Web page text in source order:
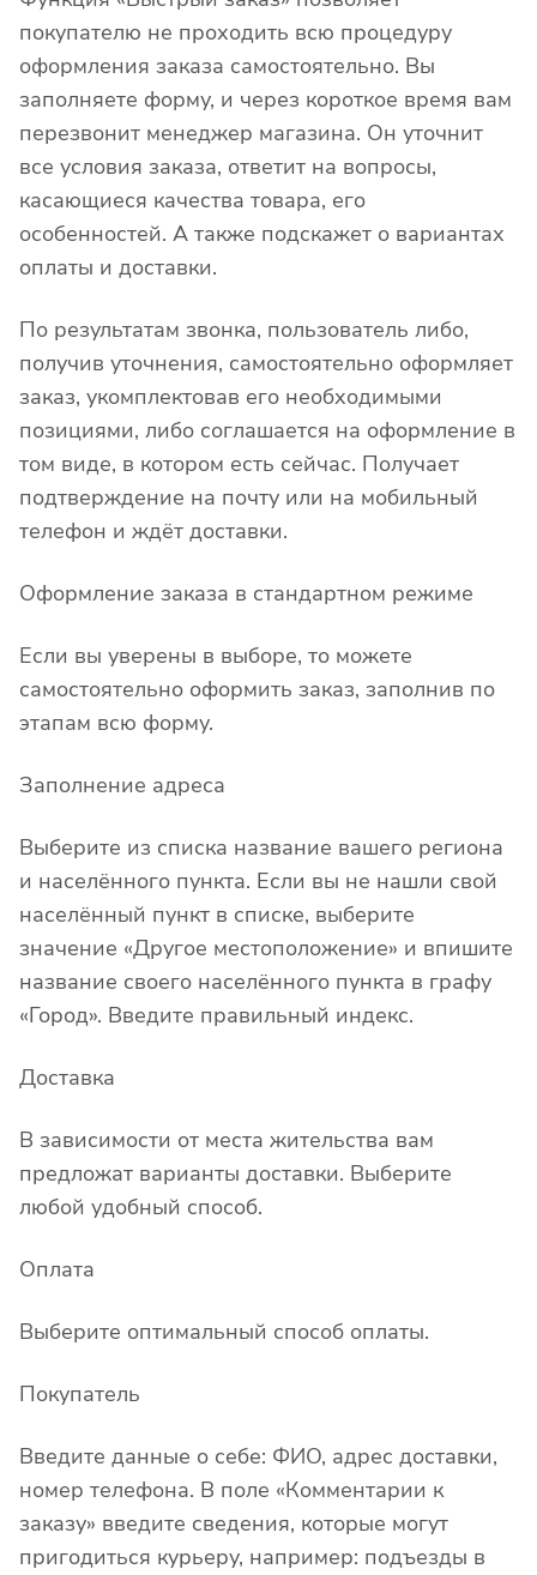
покупателю не проходить всю процедуру
оформления заказа самостоятельно. Вы
заполняете форму, и через короткое время вам
перезвонит менеджер магазина. Он уточнит
все условия заказа, ответит на вопросы,
касающиеся качества товара, его
особенностей. А также подскажет о вариантах
оплаты и доставки.
По результатам звонка, пользователь либо,
получив уточнения, самостоятельно оформляет
заказ, укомплектовав его необходимыми
позициями, либо соглашается на оформление в
том виде, в котором есть сейчас. Получает
подтверждение на почту или на мобильный
телефон и ждёт доставки.
Оформление заказа в стандартном режиме
Если вы уверены в выборе, то можете
самостоятельно оформить заказ, заполнив по
этапам всю форму.
Заполнение адреса
Выберите из списка название вашего региона
и населённого пункта. Если вы не нашли свой
населённый пункт в списке, выберите
значение «Другое местоположение» и впишите
название своего населённого пункта в графу
«Город». Введите правильный индекс.
Доставка
В зависимости от места жительства вам
предложат варианты доставки. Выберите
любой удобный способ.
Оплата
Выберите оптимальный способ оплаты.
Покупатель
Введите данные о себе: ФИО, адрес доставки,
номер телефона. В поле «Комментарии к
заказу» введите сведения, которые могут
пригодиться курьеру, например: подъезды в